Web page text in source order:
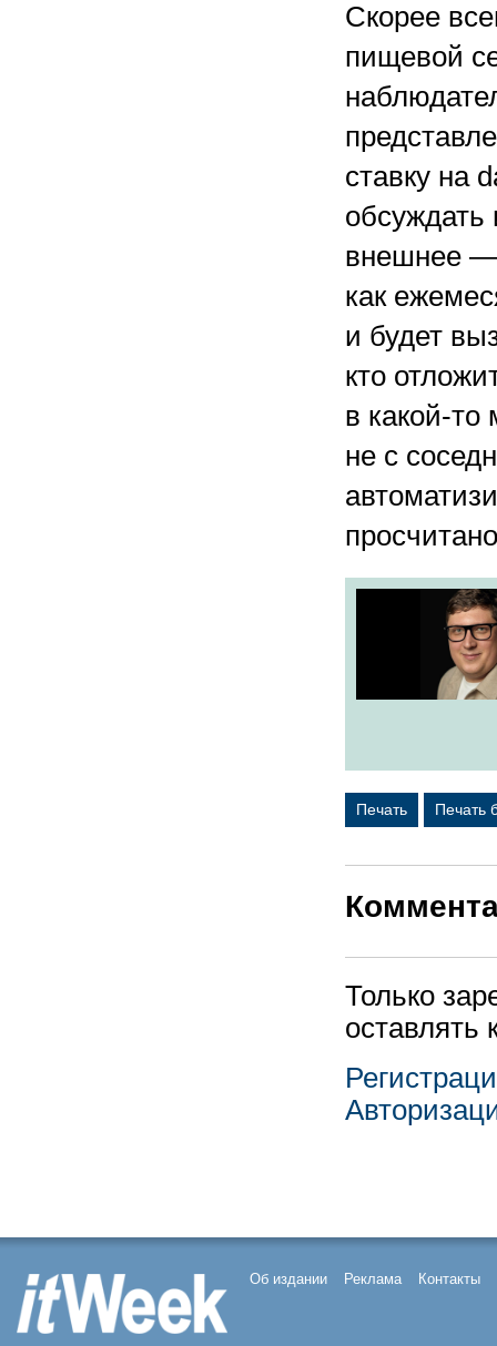
Скорее
пищевой
ставку на
обсуждать
внешнее —
как
и будет
кто
в какой-то
не с
Печать Печать
Только
оставлять
Об издании Реклама Контакты